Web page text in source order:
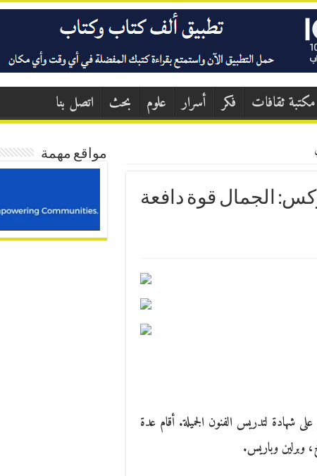
مكتبة ثقافات فكر أسرار علوم بحث اتصل بنا
الجمال قوة دافعة
بيوس فوكس في برلين سنة 1983، وحصل على شهادة لتدريس الفنون الجميلة. أقام عدة
وبرلين وباريس.
مواقع مهمة